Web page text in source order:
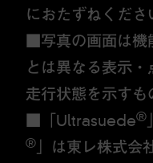
におたずねくださ
■写真の画面は機
とは異なる表示
走行状態を示すも
■「Ultrasuede®
®
」は東レ株式会